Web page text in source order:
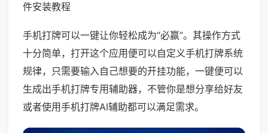
件安装教程
手机打牌可以一键让你轻松成为“必赢”。其操作方式
十分简单，打开这个应用便可以自定义手机打牌系统
规律，只需要输入自己想要的开挂功能，一键便可以
生成出手机打牌专用辅助器，不管你是想分享给好友
或者使用手机打牌AI辅助都可以满足需求。